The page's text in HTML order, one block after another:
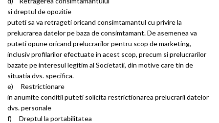
si dreptul de opozitie
puteti sa va retrageti oricand consimtamantul cu privire la
prelucrarea datelor pe baza de consimtamant. De asemenea va
puteti opune oricand prelucrarilor pentru scop de marketing,
inclusiv profilarilor efectuate in acest scop, precum si prelucrarilor
bazate pe interesul legitim al Societatii, din motive care tin de
situatia dvs. specifica.
e) Restrictionare
in anumite conditii puteti solicita restrictionarea prelucrarii datelor
dvs. personale
f) Dreptul la portabilitatea